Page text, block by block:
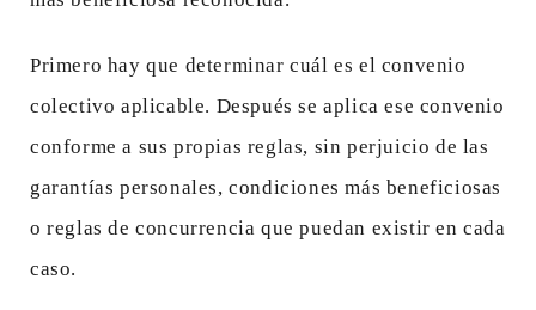
Primero hay que determinar cuál es el convenio
colectivo aplicable. Después se aplica ese convenio
conforme a sus propias reglas, sin perjuicio de las
garantías personales, condiciones más beneficiosas
o reglas de concurrencia que puedan existir en cada
caso.